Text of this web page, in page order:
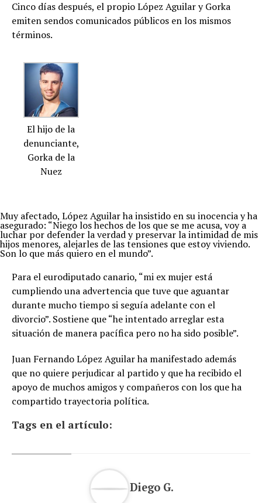
Cinco días después, el propio López Aguilar y Gorka
emiten sendos comunicados públicos en los mismos
términos.
El hijo de la
denunciante,
Gorka de la
Nuez
Muy afectado, López Aguilar ha insistido en su inocencia y ha
asegurado: “Niego los hechos de los que se me acusa, voy a
luchar por defender la verdad y preservar la intimidad de mis
hijos menores, alejarles de las tensiones que estoy viviendo.
Son lo que más quiero en el mundo”.
Para el eurodiputado canario, “mi ex mujer está
cumpliendo una advertencia que tuve que aguantar
durante mucho tiempo si seguía adelante con el
divorcio”. Sostiene que “he intentado arreglar esta
situación de manera pacífica pero no ha sido posible”.
Juan Fernando López Aguilar ha manifestado además
que no quiere perjudicar al partido y que ha recibido el
apoyo de muchos amigos y compañeros con los que ha
compartido trayectoria política.
Tags en el artículo:
Diego G.